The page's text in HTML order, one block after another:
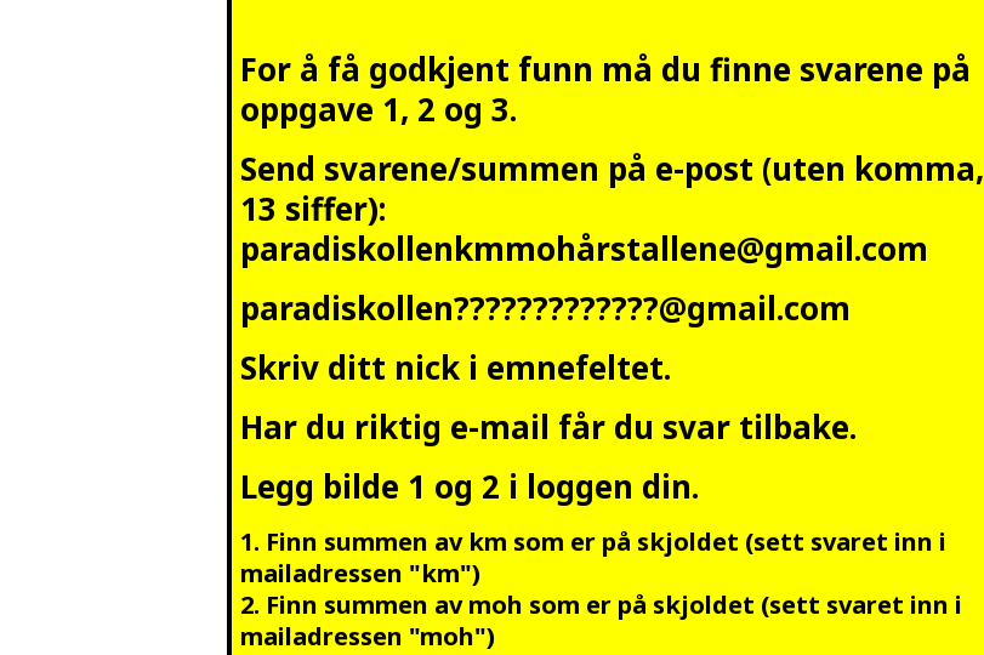
For å få godkjent funn må du finne svarene på
oppgave 1, 2 og 3.
Send svarene/summen på e-post (uten komma,
13 siffer):
paradiskollenkmmohårstallene@gmail.com
paradiskollen?????????????@gmail.com
Skriv ditt nick i emnefeltet.
Har du riktig e-mail får du svar tilbake.
Legg bilde 1 og 2 i loggen din.
1. Finn summen av km som er på skjoldet (sett svaret inn i
mailadressen "km")
2. Finn summen av moh som er på skjoldet (sett svaret inn i
mailadressen "moh")